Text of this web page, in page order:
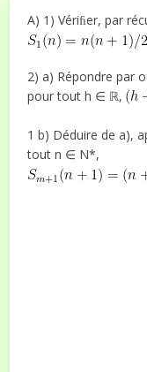
A) 1) Vériﬁer, par
2) a) Répondre par
pour tout h ∈ ℝ,
1 b) Déduire de a),
tout n ∈ N*,